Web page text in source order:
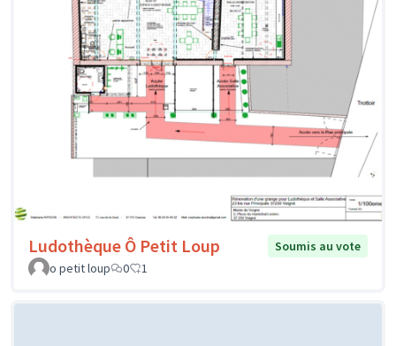
Ludothèque Ô Petit Loup
Soumis au vote
o petit loup
0 1